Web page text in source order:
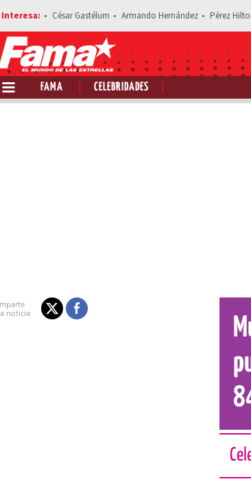
César Gastélum Armando Hernández Pérez
FAMA CELEBRIDADES
Estás leyendo: